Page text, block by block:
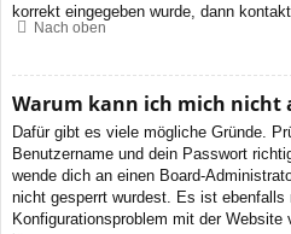
korrekt eingegeben wurde, dann
Nach oben
Warum kann ich mich nicht
Dafür gibt es viele mögliche Gründe.
Benutzername und dein Passwort
wende dich an einen Board-
nicht gesperrt wurdest. Es ist ebenfalls
Konfigurationsproblem mit der